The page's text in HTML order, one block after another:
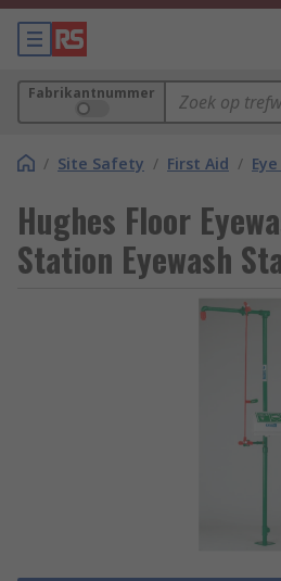
Fabrikantnummer
/ Site Safety / First Aid /
Hughes Floor
Station Eyewash